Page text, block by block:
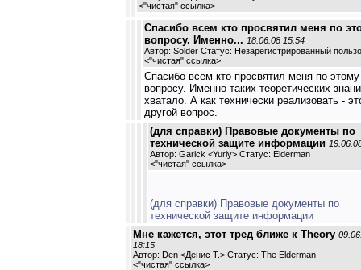
<"чистая" ссылка>
Спасибо всем кто просвятил меня по
вопросу. Именно... 18.06.08 15:54
Автор: Solder Статус: Незарегистрированный
<"чистая" ссылка>
Спасибо всем кто просвятил меня по этому
вопросу. Именно таких теоретических
хватало. А как технически реализовать -
другой вопрос.
(для справки) Правовые документы по
технической защите информации
Автор: Garick <Yuriy> Статус: Elderman
<"чистая" ссылка>
(для справки) Правовые документы по
технической защите информации
Мне кажется, этот тред ближе к Theory
18:15
Автор: Den <Денис Т.> Статус: The Elderman
<"чистая" ссылка>